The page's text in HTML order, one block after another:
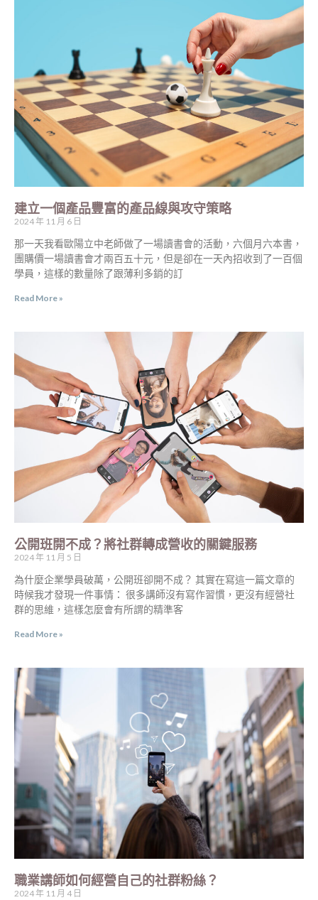
建立一個產品豐富的產品線與攻守策略
2024 年 11 月 6 日
那一天我看歐陽立中老師做了一場讀書會的活動，六個月六本書，
團購價一場讀書會才兩百五十元，但是卻在一天內招收到了一百個
學員，這樣的數量除了跟薄利多銷的訂
Read More »
公開班開不成？將社群轉成營收的關鍵服務
2024 年 11 月 5 日
為什麼企業學員破萬，公開班卻開不成？ 其實在寫這一篇文章的
時候我才發現一件事情： 很多講師沒有寫作習慣，更沒有經營社
群的思維，這樣怎麼會有所謂的精準客
Read More »
職業講師如何經營自己的社群粉絲？
2024 年 11 月 4 日